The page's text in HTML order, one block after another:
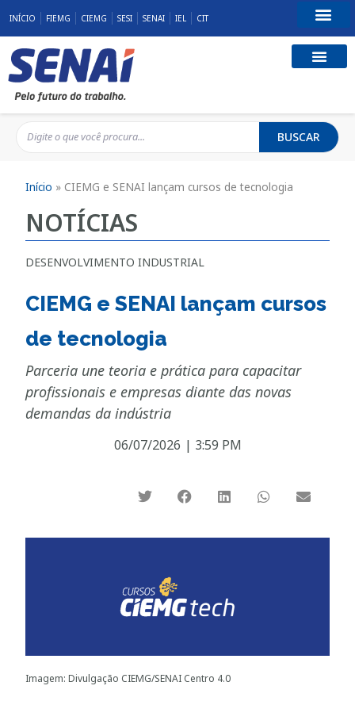
INÍCIO FIEMG CIEMG SESI SENAI IEL CIT
BUSCAR
Início » CIEMG e SENAI lançam cursos de tecnologia
NOTÍCIAS
DESENVOLVIMENTO INDUSTRIAL
CIEMG e SENAI lançam cursos
de tecnologia
Parceria une teoria e prática para capacitar
profissionais e empresas diante das novas
demandas da indústria
06/07/2026 | 3:59 PM
Imagem: Divulgação CIEMG/SENAI Centro 4.0